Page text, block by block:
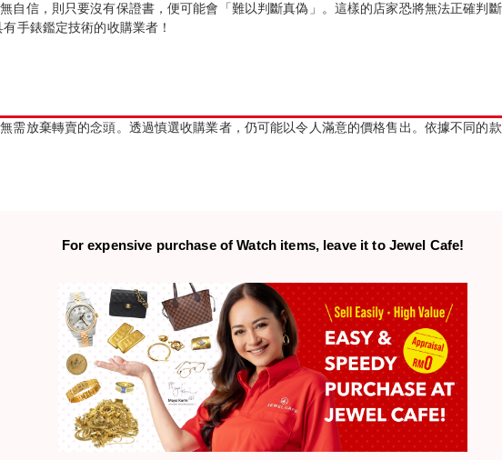
自信，則只要沒有保證書，便可能會「難以判斷真偽」。這樣的店家恐將無法正確判
手錶鑑定技術的收購業者！
需放棄轉賣的念頭。透過慎選收購業者，仍可能以令人滿意的價格售出。依據不同的
For expensive purchase ofWatch items, leave it to Jewel Cafe!